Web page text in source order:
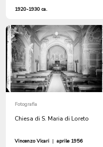
1920-1930 ca.
Fotografia
Chiesa di S. Maria di Loreto
Vincenzo Vicari | aprile 1956